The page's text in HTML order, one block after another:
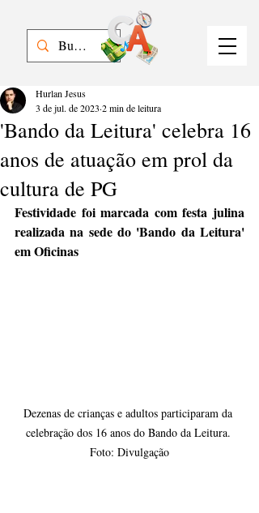
'Bando da Leitura' celebra 16
anos de atuação em prol da
cultura de PG
Hurlan Jesus
3 de jul. de 2023 2 min de leitura
Festividade foi marcada com festa julina
realizada na sede do 'Bando da Leitura'
em Oficinas
Dezenas de crianças e adultos participaram da
celebração dos 16 anos do Bando da Leitura.
Foto: Divulgação